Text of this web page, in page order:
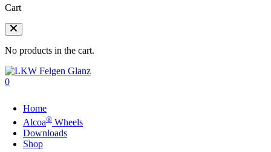
Cart
No products in the cart.
0
Home
Alcoa® Wheels
Downloads
Shop